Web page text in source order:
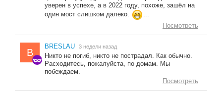
уверен в успехе, а в 2022 году, похоже, зашёл на
один мост слишком далеко.
...
Посмотреть
B
BRESLAU 3 недели назад
Никто не погиб, никто не пострадал. Как обычно.
Расходитесь, пожалуйста, по домам. Мы
побеждаем.
Посмотреть